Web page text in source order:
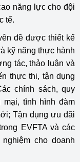
năng lực cho đội
tế.
đề được thiết kế
kỹ năng thực hành
tác, thảo luận và
thực thi, tận dụng
chính sách, quy
tình hình đàm
Tận dụng ưu đãi
EVFTA và các
cho doanh